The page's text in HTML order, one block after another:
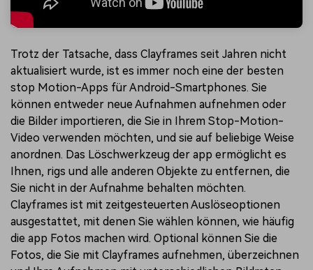
Trotz der Tatsache, dass Clayframes seit Jahren nicht
aktualisiert wurde, ist es immer noch eine der besten
stop Motion-Apps für Android-Smartphones. Sie
können entweder neue Aufnahmen aufnehmen oder
die Bilder importieren, die Sie in Ihrem Stop-Motion-
Video verwenden möchten, und sie auf beliebige Weise
anordnen. Das Löschwerkzeug der app ermöglicht es
Ihnen, rigs und alle anderen Objekte zu entfernen, die
Sie nicht in der Aufnahme behalten möchten.
Clayframes ist mit zeitgesteuerten Auslöseoptionen
ausgestattet, mit denen Sie wählen können, wie häufig
die app Fotos machen wird. Optional können Sie die
Fotos, die Sie mit Clayframes aufnehmen, überzeichnen